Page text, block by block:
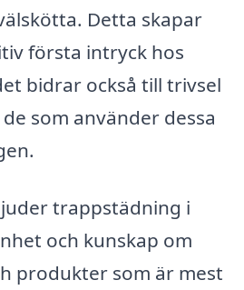
Detta skapar
första intryck hos
bidrar också till trivsel
som använder dessa
trappstädning i
och kunskap om
produkter som är mest